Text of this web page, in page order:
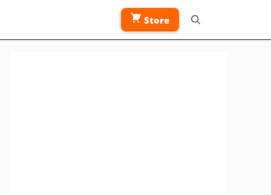
Store